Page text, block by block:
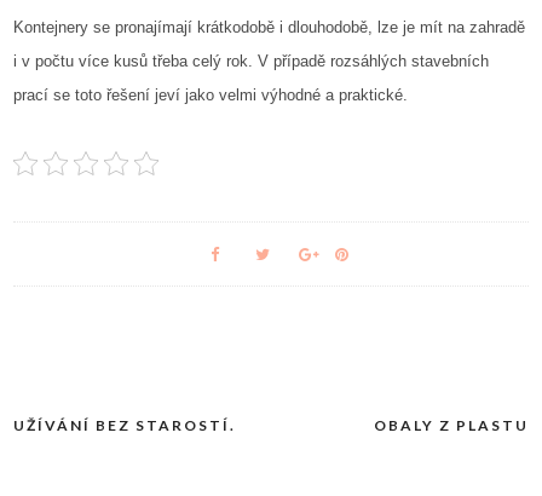
Kontejnery se pronajímají krátkodobě i dlouhodobě, lze je mít na zahradě
i v počtu více kusů třeba celý rok. V případě rozsáhlých stavebních
prací se toto řešení jeví jako velmi výhodné a praktické.
Navigace
UŽÍVÁNÍ BEZ STAROSTÍ. OBALY Z PLASTU